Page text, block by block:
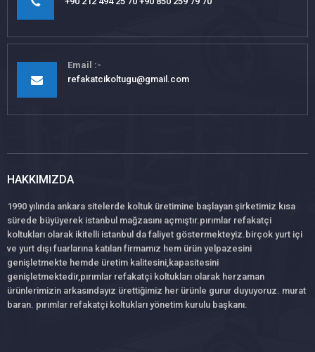
Email
refakatcikoltugu@gmail.com
HAKKIMIZDA
1990 yılında ankara sitelerde koltuk üretimine başlayan şirketimiz kısa
sürede büyüyerek istanbul mağzasını açmıştır.pırımlar refakatçi
koltukları olarak ikitelli istanbul da faliyet göstermekteyiz.birçok yurt içi
ve yurt dışı fuarlarına katılan firmamız hem ürün yelpazesini
genişletmekte hemde üretim kalitesini,kapasitesini
genişletmektedir,pırımlar refakatçi koltukları olarak herzaman
ürünlerimizin arkasındayız ürettiğimiz her ürünle gurur duyuyoruz. murat
baran. pırımlar refakatçi koltukları yönetim kurulu başkanı.